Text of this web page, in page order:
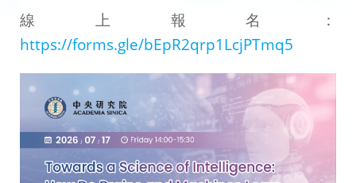
線上報名：
https://forms.gle/bEpR2qrp1LcjPTmq5